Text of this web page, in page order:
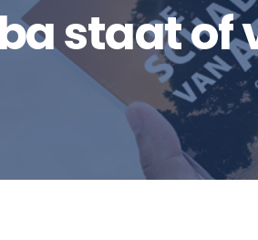
staat of